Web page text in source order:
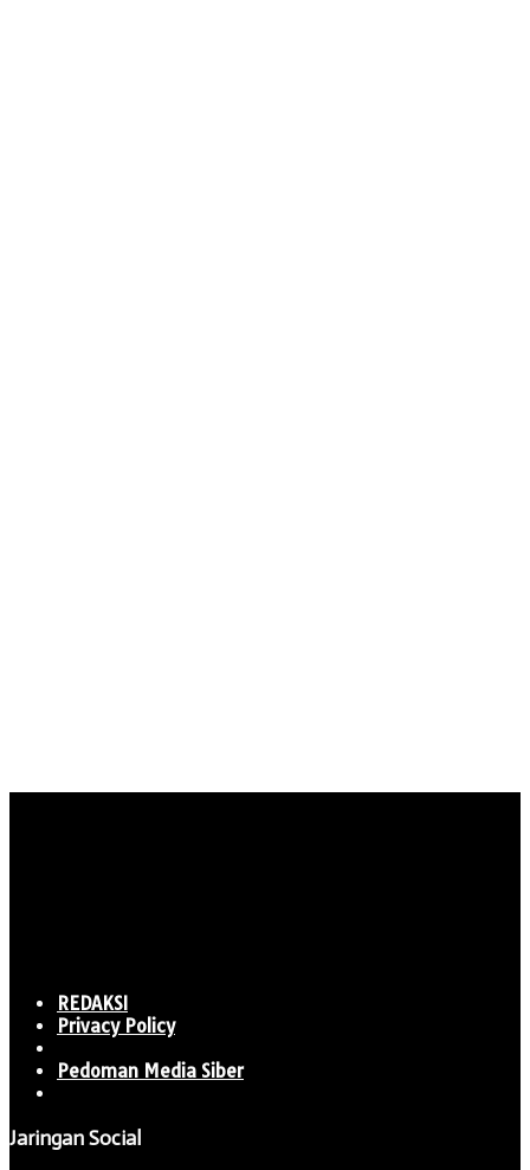
REDAKSI
Privacy Policy
Pedoman Media Siber
Jaringan Social